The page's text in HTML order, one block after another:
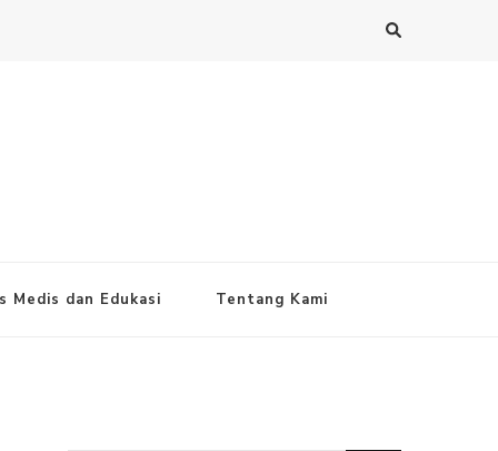
Medis dan Edukasi Tentang Kami